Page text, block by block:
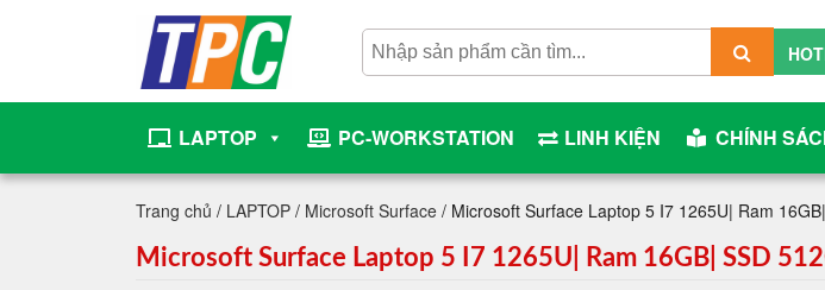
LAPTOP PC-WORKSTATION LINH KIỆN CHÍNH
Trang chủ / LAPTOP / Microsoft Surface / Microsoft Surface Laptop 5 I7 1265U| Ram
Microsoft Surface Laptop 5 I7 1265U| Ram 16GB| SSD